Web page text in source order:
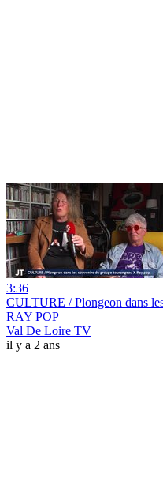
3:36
CULTURE / Plongeon dans
RAY POP
Val De Loire TV
il y a 2 ans